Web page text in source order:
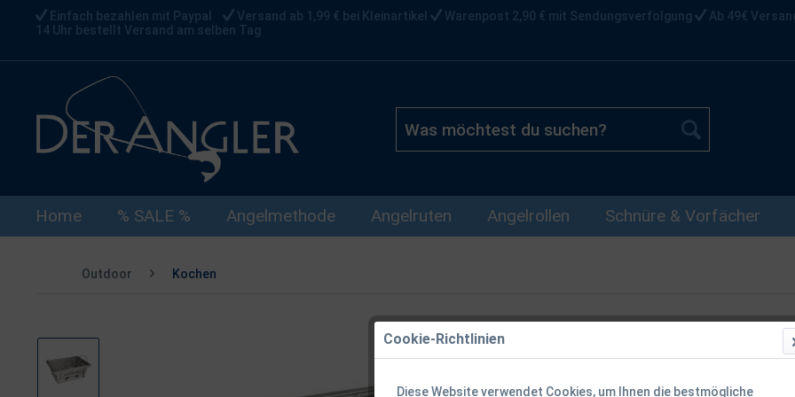
Einfach bezahlen mit Paypal Versand ab 1,99 € bei Kleinartikel Warenpost 2,90 € mit Sendungsverfolgung Ab 49€
14 Uhr bestellt Versand am selben Tag
Home % SALE % Angelmethode Angelruten Angelrollen Schnüre & Vorfächer
Outdoor Kochen
Fox
Edelstahl-
Cookie-Richtlinien
Diese Website verwendet Cookies, um Ihnen die bestmögliche